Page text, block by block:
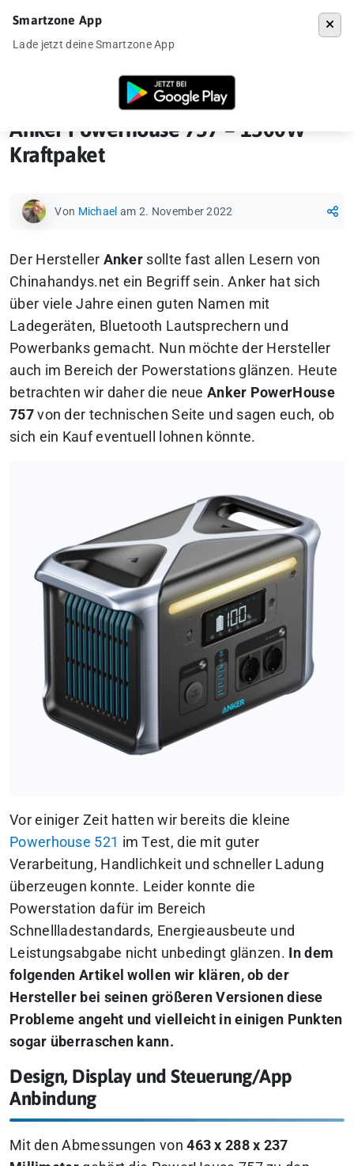
»Powerstation
Anker Powerhouse 757 – 1500W
Kraftpaket
Von Michael am 2. November 2022
Der Hersteller Anker sollte fast allen Lesern von
Chinahandys.net ein Begriff sein. Anker hat sich
über viele Jahre einen guten Namen mit
Ladegeräten, Bluetooth Lautsprechern und
Powerbanks gemacht. Nun möchte der Hersteller
auch im Bereich der Powerstations glänzen. Heute
betrachten wir daher die neueAnker PowerHouse
757von der technischen Seite und sagen euch, ob
sich ein Kauf eventuell lohnen könnte.
Vor einiger Zeit hatten wir bereits die kleine
Powerhouse 521 im Test, die mit guter
Verarbeitung, Handlichkeit und schneller Ladung
überzeugen konnte. Leider konnte die
Powerstation dafür im Bereich
Schnellladestandards, Energieausbeute und
Leistungsabgabe nicht unbedingt glänzen. In dem
folgenden Artikel wollen wir klären, ob der
Hersteller bei seinen größeren Versionen diese
Probleme angeht und vielleicht in einigen Punkten
sogar überraschen kann.
Design, Display und Steuerung/App
Anbindung
Mit den Abmessungen von463 x 288 x 237
Smartzone App
Lade jetzt deine Smartzone App